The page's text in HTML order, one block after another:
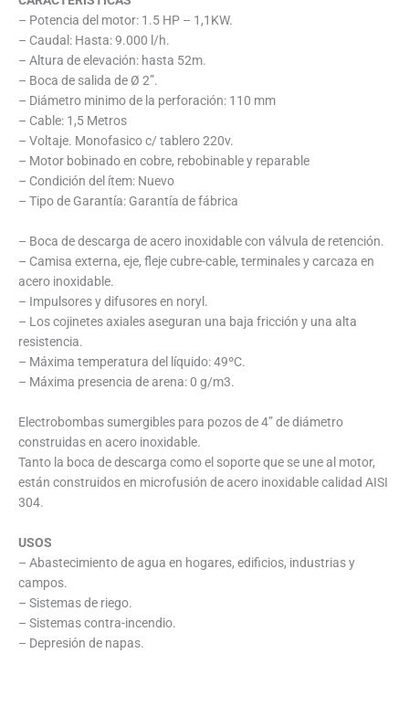
– Potencia del motor: 1.5 HP – 1,1KW.
– Caudal: Hasta: 9.000 l/h.
– Altura de elevación: hasta 52m.
– Boca de salida de Ø 2”.
– Diámetro minimo de la perforación: 110 mm
– Cable: 1,5 Metros
– Voltaje. Monofasico c/ tablero 220v.
– Motor bobinado en cobre, rebobinable y reparable
– Condición del ítem: Nuevo
– Tipo de Garantía: Garantía de fábrica
– Boca de descarga de acero inoxidable con válvula de retención.
– Camisa externa, eje, fleje cubre-cable, terminales y carcaza en
acero inoxidable.
– Impulsores y difusores en noryl.
– Los cojinetes axiales aseguran una baja fricción y una alta
resistencia.
– Máxima temperatura del líquido: 49ºC.
– Máxima presencia de arena: 0 g/m3.
Electrobombas sumergibles para pozos de 4” de diámetro
construidas en acero inoxidable.
Tanto la boca de descarga como el soporte que se une al motor,
están construidos en microfusión de acero inoxidable calidad AISI
304.
USOS
– Abastecimiento de agua en hogares, edificios, industrias y
campos.
– Sistemas de riego.
– Sistemas contra-incendio.
– Depresión de napas.